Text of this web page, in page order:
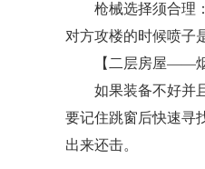
枪械选择须合理
对方攻楼的时候喷子
【二层房屋——
如果装备不好并
要记住跳窗后快速寻
出来还击。